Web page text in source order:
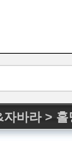
자바라> 홀